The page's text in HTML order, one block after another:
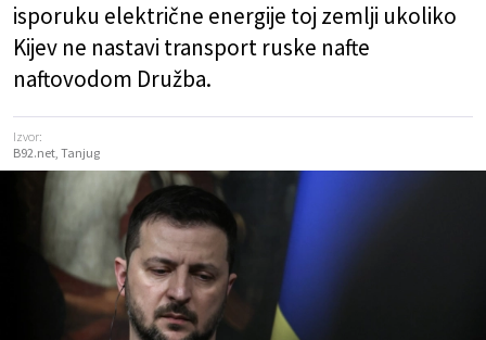
isporuku električne energije toj zemlji ukoliko
Kijev ne nastavi transport ruske nafte
naftovodom Družba.
Izvor:
B92.net, Tanjug